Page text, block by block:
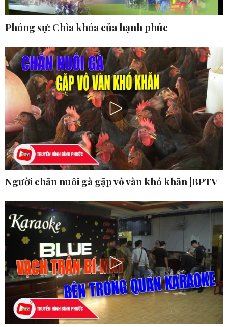
Phóng sự: Chìa khóa của hạnh phúc
Người chăn nuôi gà gặp vô vàn khó khăn |BPTV